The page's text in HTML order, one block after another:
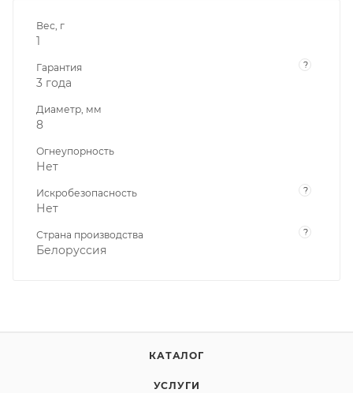
Вес, г
1
Гарантия ?
3 года
Диаметр, мм
8
Огнеупорность
Нет
Искробезопасность ?
Нет
Страна производства ?
Белоруссия
КАТАЛОГ
УСЛУГИ